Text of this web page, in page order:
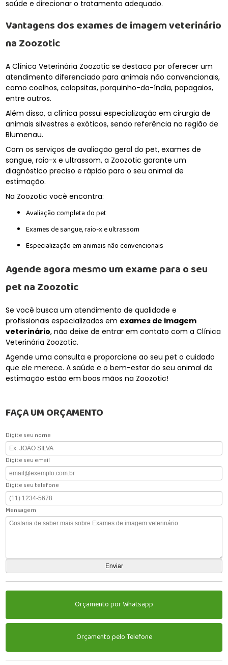
saúde e direcionar o tratamento adequado.
Vantagens dosexames de imagem veterinário
na Zoozotic
A Clínica Veterinária Zoozotic se destaca por oferecer um
atendimento diferenciado para animais não convencionais,
como coelhos, calopsitas, porquinho-da-índia, papagaios,
entre outros.
Além disso, a clínica possui especialização em cirurgia de
animais silvestres e exóticos, sendo referência na região de
Blumenau.
Com os serviços de avaliação geral do pet, exames de
sangue, raio-x e ultrassom, a Zoozotic garante um
diagnóstico preciso e rápido para o seu animal de
estimação.
Na Zoozotic você encontra:
Avaliação completa do pet
Exames de sangue, raio-x e ultrassom
Especialização em animais não convencionais
Agende agora mesmo um exame para o seu
pet na Zoozotic
Se você busca um atendimento de qualidade e
profissionais especializados em exames de imagem
veterinário, não deixe de entrar em contato com a Clínica
Veterinária Zoozotic.
Agende uma consulta e proporcione ao seu pet o cuidado
que ele merece. A saúde e o bem-estar do seu animal de
estimação estão em boas mãos na Zoozotic!
FAÇA UM ORÇAMENTO
Digite seu nome
Digite seu email
Digite seu telefone
Mensagem
Orçamento por Whatsapp
Orçamento pelo Telefone